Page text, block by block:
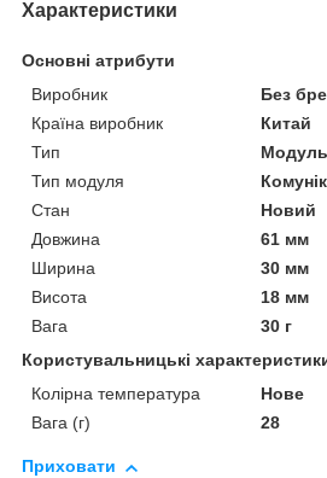
Характеристики
Основні атрибути
Виробник
Без
Країна виробник
Китай
Тип
Модуль
Тип модуля
Стан
Новий
Довжина
61 мм
Ширина
30 мм
Висота
18 мм
Вага
30 г
Користувальницькі
Колірна температура
Нове
Вага (г)
28
Приховати